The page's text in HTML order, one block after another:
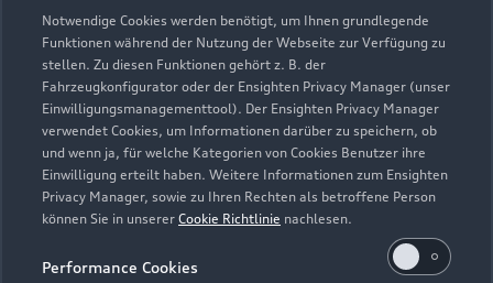
Notwendige Cookies werden benötigt, um Ihnen grundlegende
Funktionen während der Nutzung der Webseite zur Verfügung zu
stellen. Zu diesen Funktionen gehört z. B. der
Fahrzeugkonfigurator oder der Ensighten Privacy Manager (unser
Einwilligungsmanagementtool). Der Ensighten Privacy Manager
verwendet Cookies, um Informationen darüber zu speichern, ob
und wenn ja, für welche Kategorien von Cookies Benutzer ihre
Einwilligung erteilt haben. Weitere Informationen zum Ensighten
Privacy Manager, sowie zu Ihren Rechten als betroffene Person
können Sie in unserer Cookie Richtlinie nachlesen.
Performance Cookies
Geschäftskunden
Häufige Fragen (FAQ)
Audi Online Beratung
Online-Terminvereinbarung
Servicekontakt
Bordbuch & Bedienungsanleitungen
Verträge kündigen
Karriere
Investor Relations
Presse & Media Center
Datenschutz
Audi erleben
© 2026 AUDI AG. Alle Rechte vorbehalten
Impressum Rechtliches
Hinweisgebersystem
Datenschutzinformation
Cookie-Einstellungen
Cookie-Richtlinie
Barrierefreiheit
Digital Services Act
EU Data Act